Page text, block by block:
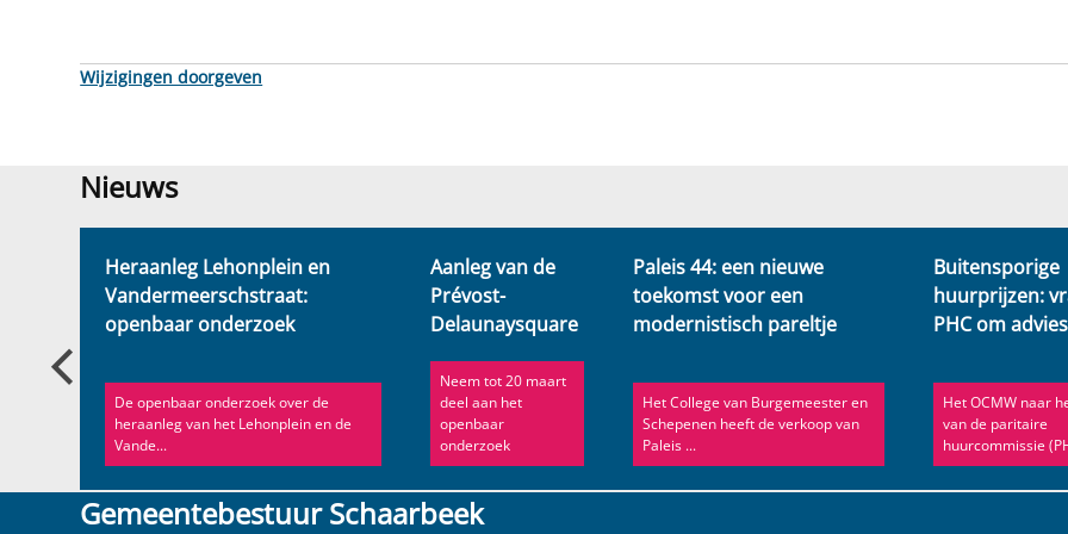
Wijzigingen doorgeven
Nieuws
Nieuws
Heraanleg Lehonplein en
Vandermeerschstraat:
openbaar onderzoek
De openbaar onderzoek over de
heraanleg van het Lehonplein en de
Vande...
Aanleg van de
Prévost-
Delaunaysquare
Neem tot 20 maart
deel aan het
openbaar
onderzoek
Paleis 44: een nieuwe
toekomst voor een
modernistisch pareltje
Het College van Burgemeester en
Schepenen heeft de verkoop van
Paleis ...
Buitensporige
huurprijzen:
PHC om advies
Het OCMW naar
van de paritaire
huurcommissie
Gemeentebestuur Schaarbeek